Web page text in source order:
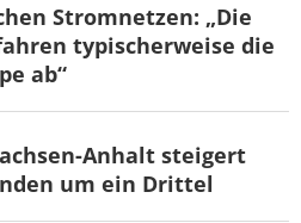
Stromnetzen: „Die
typischerweise die
ab“
Anhalt steigert
um ein Drittel